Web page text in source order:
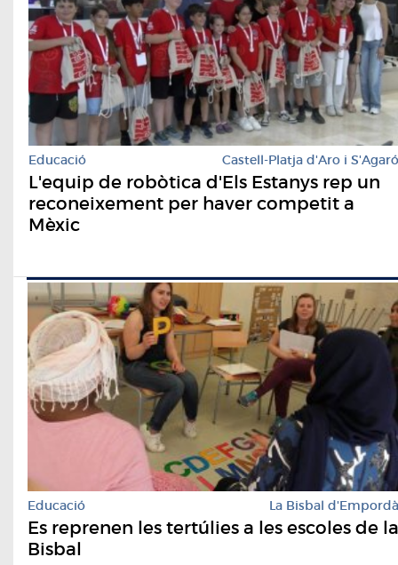
Educació Castell-Platja d'Aro i S'Agaró
L'equip de robòtica d'Els Estanys rep un
reconeixement per haver competit a
Mèxic
Educació La Bisbal d'Empordà
Es reprenen les tertúlies a les escoles de la
Bisbal